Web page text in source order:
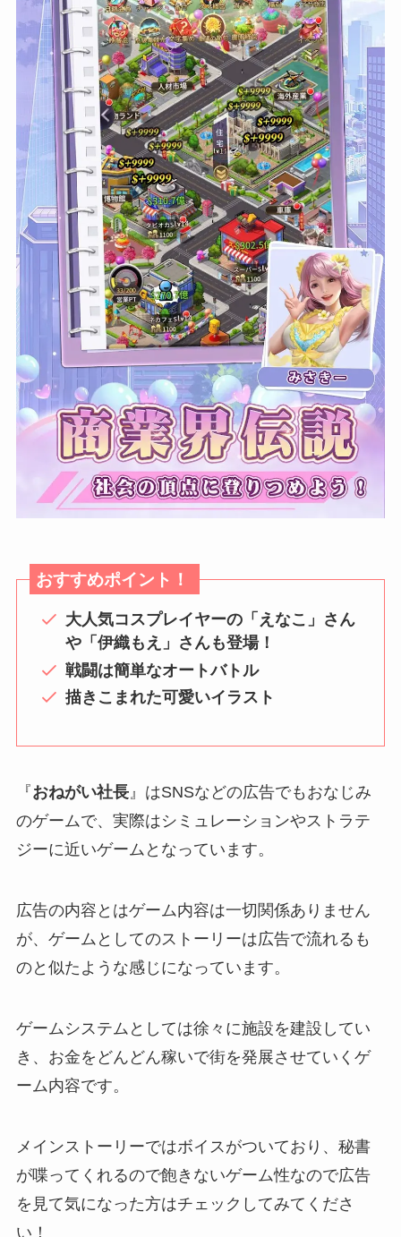
おすすめポイント！
大人気コスプレイヤーの「えなこ」さん
や「伊織もえ」さんも登場！
戦闘は簡単なオートバトル
描きこまれた可愛いイラスト
『おねがい社長』はSNSなどの広告でもおなじみ
のゲームで、実際はシミュレーションやストラテ
ジーに近いゲームとなっています。
広告の内容とはゲーム内容は一切関係ありません
が、ゲームとしてのストーリーは広告で流れるも
のと似たような感じになっています。
ゲームシステムとしては徐々に施設を建設してい
き、お金をどんどん稼いで街を発展させていくゲ
ーム内容です。
メインストーリーではボイスがついており、秘書
が喋ってくれるので飽きないゲーム性なので広告
を見て気になった方はチェックしてみてくださ
い！